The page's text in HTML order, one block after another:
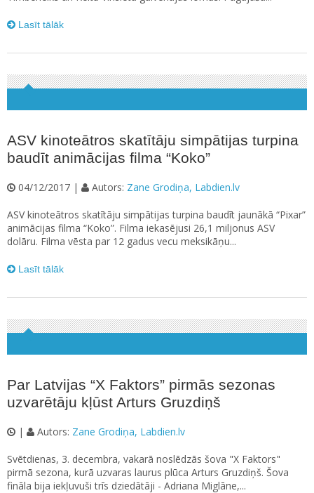
Lasīt tālāk
ASV kinoteātros skatītāju simpātijas turpina
baudīt animācijas filma “Koko”
04/12/2017 | Autors: Zane Grodiņa, Labdien.lv
ASV kinoteātros skatītāju simpātijas turpina baudīt jaunākā “Pixar”
animācijas filma “Koko”. Filma iekasējusi 26,1 miljonus ASV
dolāru. Filma vēsta par 12 gadus vecu meksikāņu...
Lasīt tālāk
Par Latvijas “X Faktors” pirmās sezonas
uzvarētāju kļūst Arturs Gruzdiņš
| Autors: Zane Grodiņa, Labdien.lv
Svētdienas, 3. decembra, vakarā noslēdzās šova "X Faktors"
pirmā sezona, kurā uzvaras laurus plūca Arturs Gruzdiņš. Šova
fināla bija iekļuvuši trīs dziedātāji - Adriana Miglāne,...